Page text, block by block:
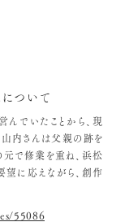
ついて
でいたことから、現
山内さんは父親の跡を
で修業を重ね、浜松
望に応えながら、創作
55086